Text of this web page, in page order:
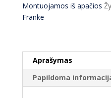
plautuvė
110-
52
Montuojamos iš apačios
Franke
Aprašymas
Papildoma